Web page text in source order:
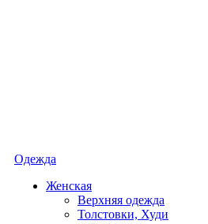
Одежда
Женская
Верхняя одежда
Толстовки, Худи